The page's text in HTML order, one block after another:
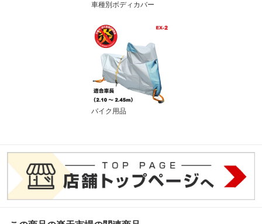
車種別ボディカバー
バイク用品